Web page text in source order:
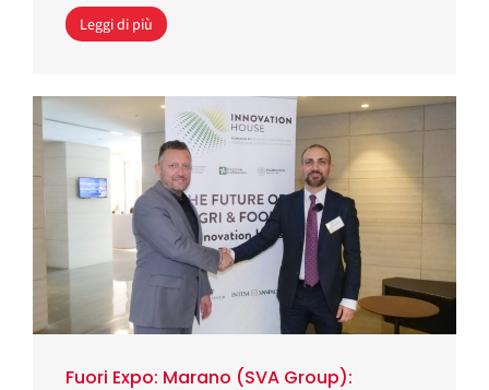
Leggi di più
Fuori Expo: Marano (SVA Group):